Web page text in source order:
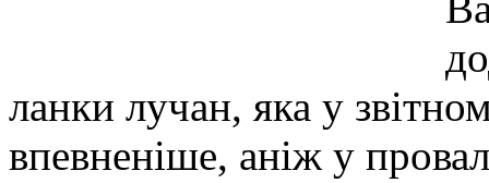
ланки лучан, яка у
впевненіше, аніж у